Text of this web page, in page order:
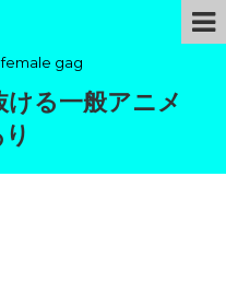
gag
る一般アニメ